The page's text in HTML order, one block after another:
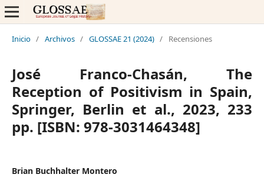
Inicio / Archivos / GLOSSAE 21 (2024) / Recensiones
José Franco-Chasán, The
Reception of Positivism in Spain,
Springer, Berlin et al., 2023, 233
pp. [ISBN: 978-3031464348]
Brian Buchhalter Montero